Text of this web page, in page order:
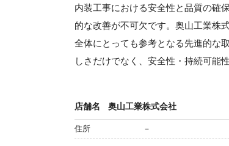
内装工事における安全性と品質の確
的な改善が不可欠です。奥山工業株
全体にとっても参考となる先進的な
しさだけでなく、安全性・持続可能
店舗名 奥山工業株式会社
住所 －